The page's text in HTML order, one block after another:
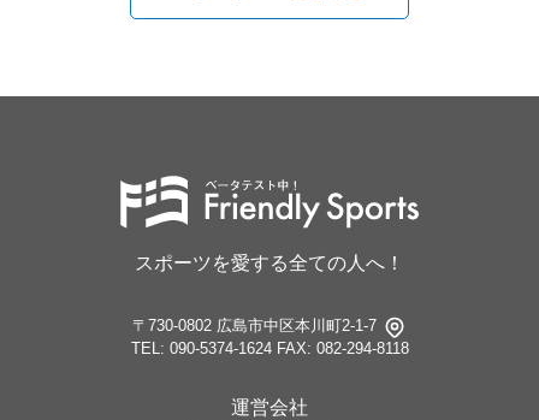
スポーツを愛する全ての人へ！
〒730-0802 広島市中区本川町2-1-7
TEL: 090-5374-1624 FAX: 082-294-8118
運営会社